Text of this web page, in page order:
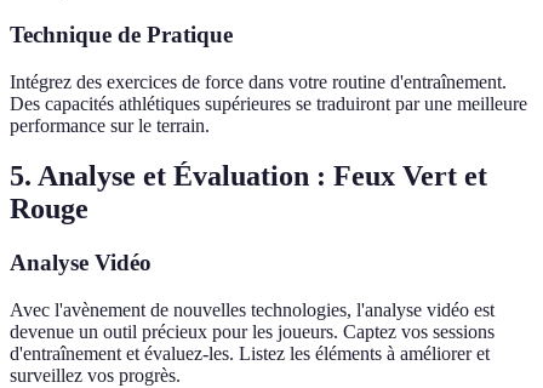
Technique de Pratique
Intégrez des exercices de force dans votre routine d'entraînement.
Des capacités athlétiques supérieures se traduiront par une meilleure
performance sur le terrain.
5. Analyse et Évaluation : Feux Vert et
Rouge
Analyse Vidéo
Avec l'avènement de nouvelles technologies, l'analyse vidéo est
devenue un outil précieux pour les joueurs. Captez vos sessions
d'entraînement et évaluez-les. Listez les éléments à améliorer et
surveillez vos progrès.